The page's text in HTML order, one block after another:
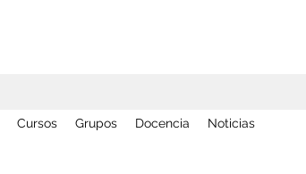
Cursos Grupos Docencia Noticias